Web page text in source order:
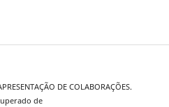
DE COLABORAÇÕES.
de